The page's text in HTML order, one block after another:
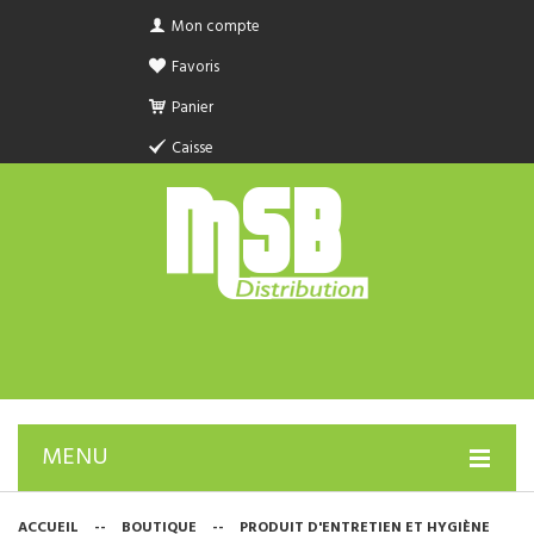
Mon compte
Favoris
Panier
Caisse
MENU
PRODUIT SANITAIRE.COM
ACCUEIL -- BOUTIQUE --
PRODUIT D'ENTRETIEN ET HYGIÈNE